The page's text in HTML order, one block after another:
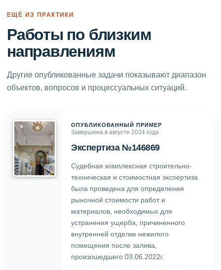
ЕЩЁ ИЗ ПРАКТИКИ
Работы по близким
направлениям
Другие опубликованные задачи показывают диапазон
объектов, вопросов и процессуальных ситуаций.
ОПУБЛИКОВАННЫЙ ПРИМЕР
Завершена в августе 2024 года
Экспертиза №146869
Судебная комплексная строительно-
техническая и стоимостная экспертиза
была проведена для определения
рыночной стоимости работ и
материалов, необходимых для
устранения ущерба, причиненного
внутренней отделке нежилого
помещения после залива,
произошедшего 03.06.2022г.